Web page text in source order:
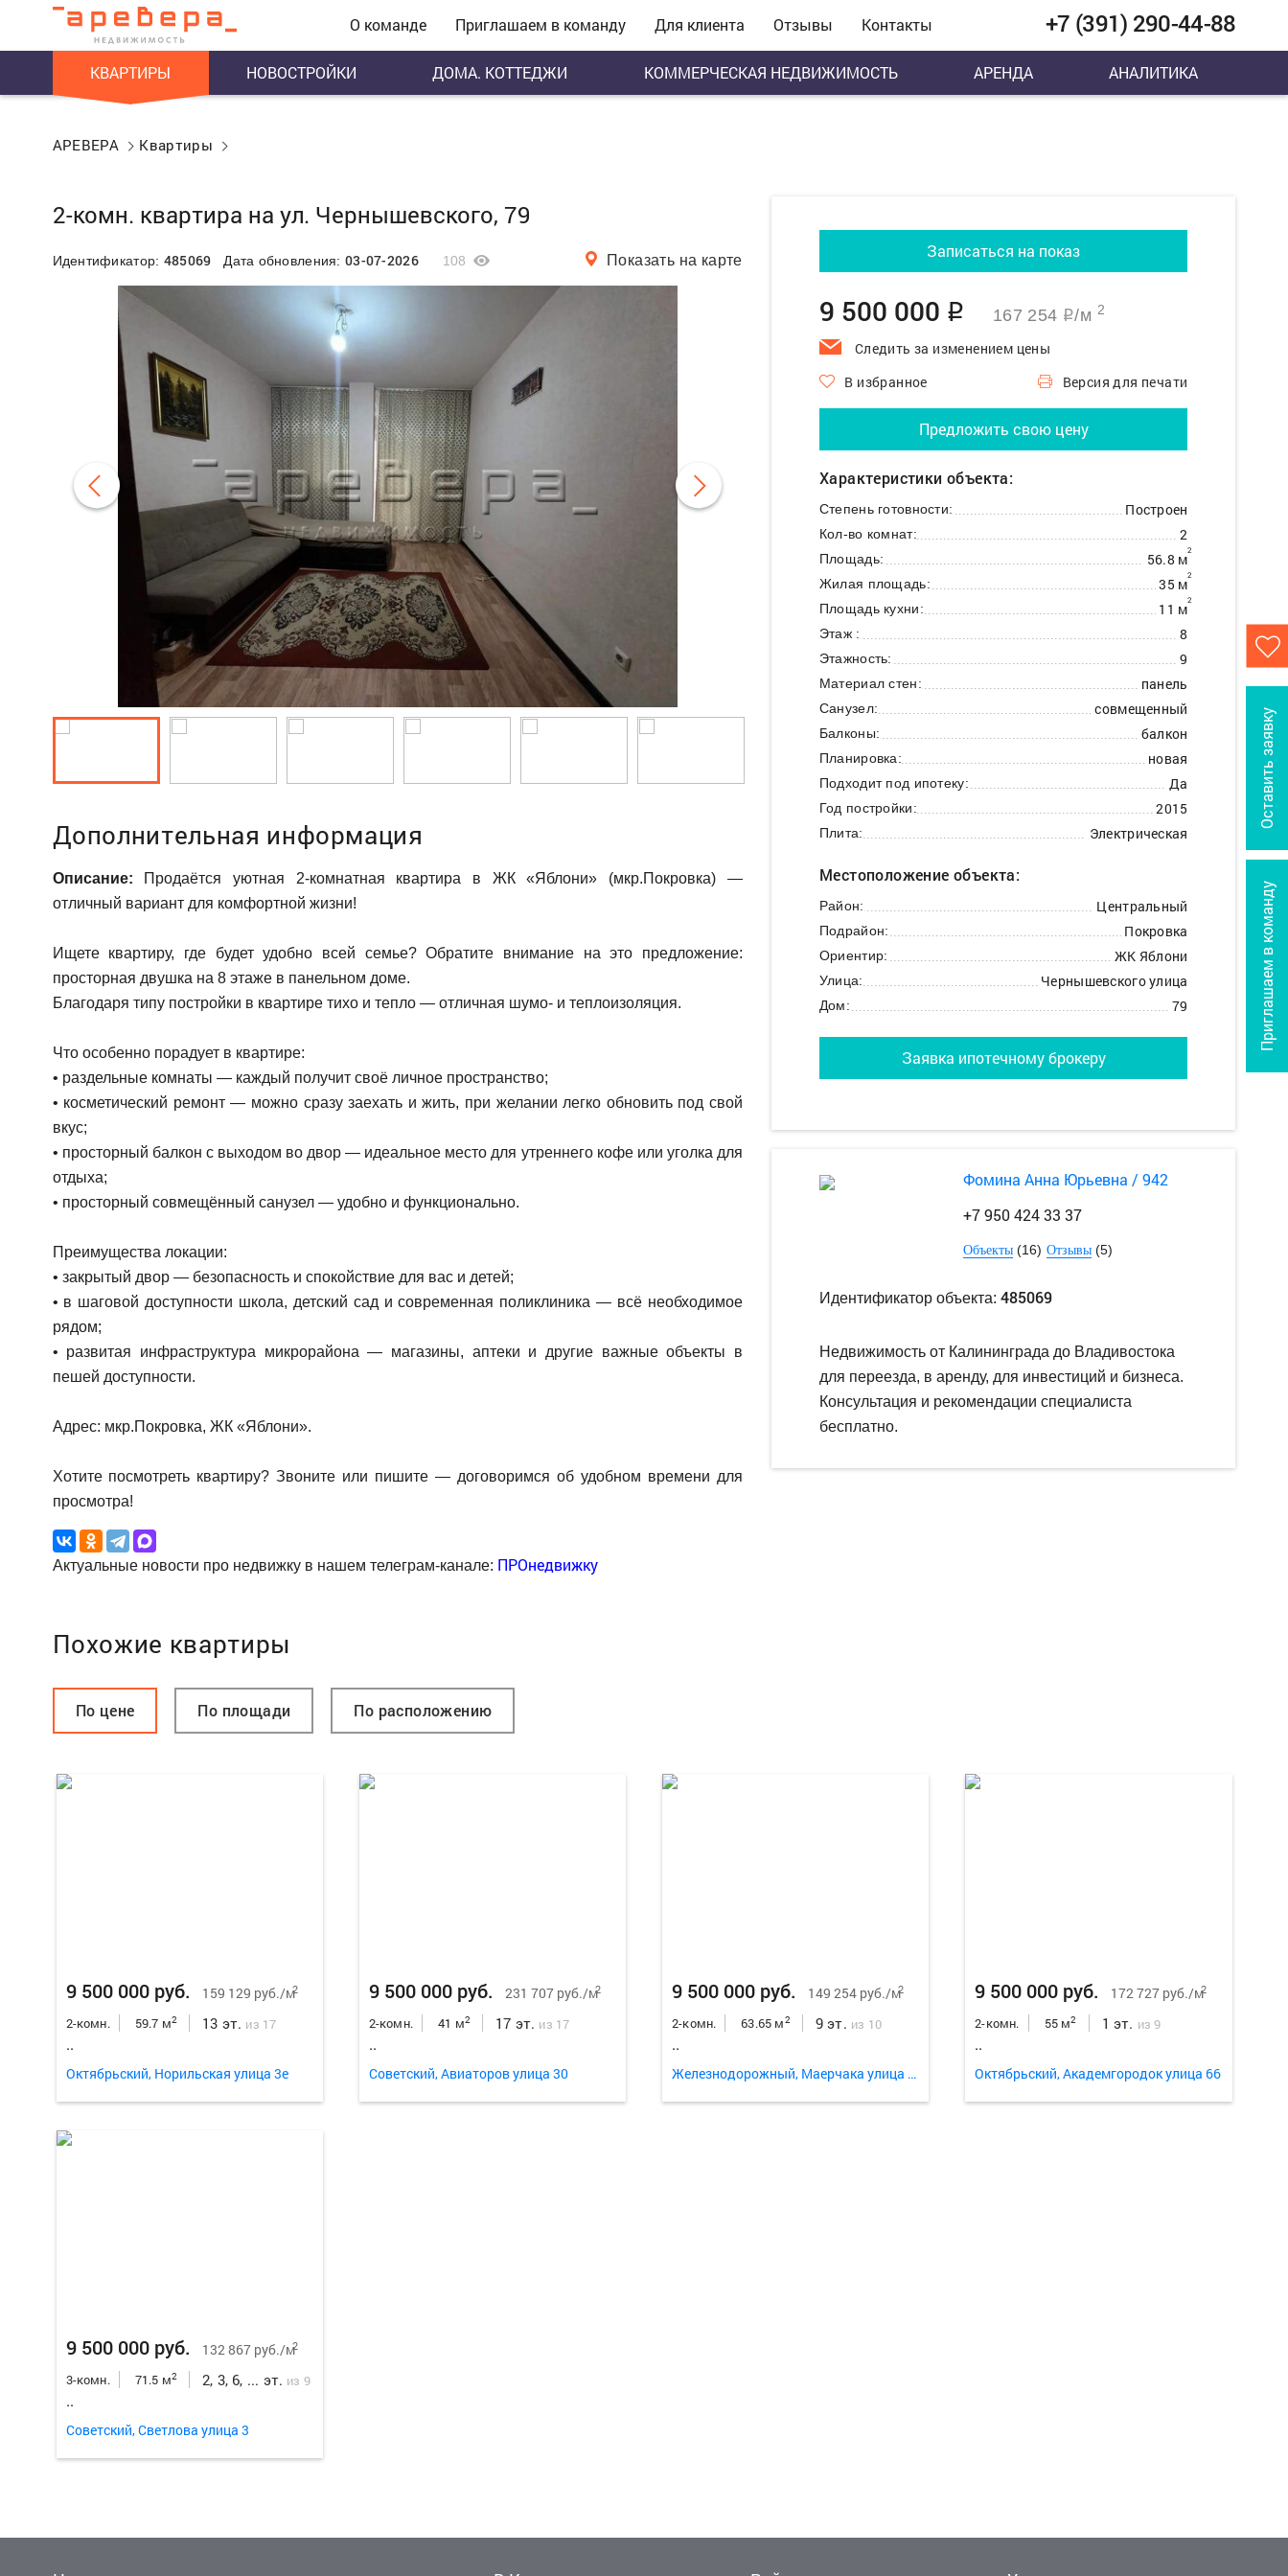
О команде Приглашаем в команду Для клиента Отзывы Контакты +7 (391) 290-44-88
КВАРТИРЫ НОВОСТРОЙКИ ДОМА. КОТТЕДЖИ КОММЕРЧЕСКАЯ НЕДВИЖИМОСТЬ АРЕНДА АНАЛИТИКА
Приглашаем в команду
Оставить заявку
АРЕВЕРА Квартиры
2-комн. квартира на ул. Чернышевского, 79
Идентификатор: 485069 Дата обновления: 03-07-2026 108 Показать на карте
Дополнительная информация
Описание: Продаётся уютная 2-комнатная квартира в ЖК «Яблони» (мкр.Покровка) —
отличный вариант для комфортной жизни!
Ищете квартиру, где будет удобно всей семье? Обратите внимание на это предложение:
просторная двушка на 8 этаже в панельном доме.
Благодаря типу постройки в квартире тихо и тепло — отличная шумо- и теплоизоляция.
Что особенно порадует в квартире:
• раздельные комнаты — каждый получит своё личное пространство;
• косметический ремонт — можно сразу заехать и жить, при желании легко обновить под свой
вкус;
• просторный балкон с выходом во двор — идеальное место для утреннего кофе или уголка для
отдыха;
• просторный совмещённый санузел — удобно и функционально.
Преимущества локации:
• закрытый двор — безопасность и спокойствие для вас и детей;
• в шаговой доступности школа, детский сад и современная поликлиника — всё необходимое
рядом;
• развитая инфраструктура микрорайона — магазины, аптеки и другие важные объекты в
пешей доступности.
Адрес: мкр.Покровка, ЖК «Яблони».
Хотите посмотреть квартиру? Звоните или пишите — договоримся об удобном времени для
просмотра!
Актуальные новости про недвижку в нашем телеграм-канале: ПРОнедвижку
Записаться на показ
9 500 000 q 167 254 q/м 2
Следить за изменением цены
В избранное
Версия для печати
Предложить свою цену
Характеристики объекта:
Степень готовности: Построен
Кол-во комнат: 2
Площадь: 56.8 м2
Жилая площадь: 35 м2
Площадь кухни: 11 м2
Этаж : 8
Этажность: 9
Материал стен: панель
Санузел: совмещенный
Балконы: балкон
Планировка: новая
Подходит под ипотеку: Да
Год постройки: 2015
Плита: Электрическая
Местоположение объекта:
Район: Центральный
Подрайон: Покровка
Ориентир: ЖК Яблони
Улица: Чернышевского улица
Дом: 79
Заявка ипотечному брокеру
Фомина Анна Юрьевна / 942
+7 950 424 33 37
Объекты(16) Отзывы(5)
Идентификатор объекта: 485069
Недвижимость от Калининграда до Владивостока
для переезда, в аренду, для инвестиций и бизнеса.
Консультация и рекомендации специалиста
бесплатно.
Похожие квартиры
По цене По площади По расположению
9 500 000 руб. 159 129 руб./м2
2-комн. 59.7 м2 13 эт. из 17
..
Октябрьский, Норильская улица 3е
9 500 000 руб. 231 707 руб./м2
2-комн. 41 м2 17 эт. из 17
..
Советский, Авиаторов улица 30
9 500 000 руб. 149 254 руб./м2
2-комн. 63.65 м2 9 эт. из 10
..
Железнодорожный, Маерчака улица 33
9 500 000 руб. 172 727 руб./м2
2-комн. 55 м2 1 эт. из 9
..
Октябрьский, Академгородок улица 66
9 500 000 руб. 132 867 руб./м2
3-комн. 71.5 м2 2, 3, 6, ... эт. из 9
..
Советский, Светлова улица 3